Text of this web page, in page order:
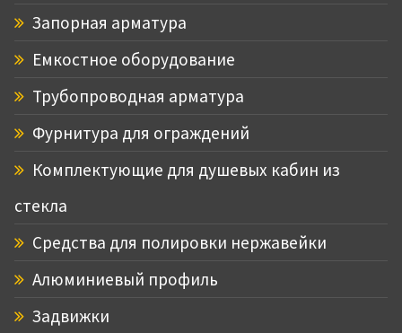
Запорная арматура
Емкостное оборудование
Трубопроводная арматура
Фурнитура для ограждений
Комплектующие для душевых кабин из
стекла
Средства для полировки нержавейки
Алюминиевый профиль
Задвижки